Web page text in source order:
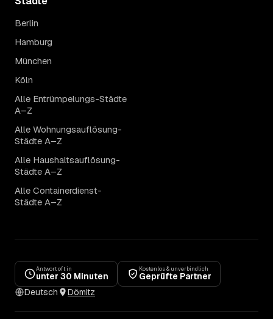
Berlin
Hamburg
München
Köln
Alle Entrümpelungs-Städte
A–Z
Alle Wohnungsauflösung-
Städte A–Z
Alle Haushaltsauflösung-
Städte A–Z
Alle Containerdienst-
Städte A–Z
Antwort oft in
unter 30 Minuten
Kostenlos & unverbindlich
Geprüfte Partner
Deutsch
Dömitz